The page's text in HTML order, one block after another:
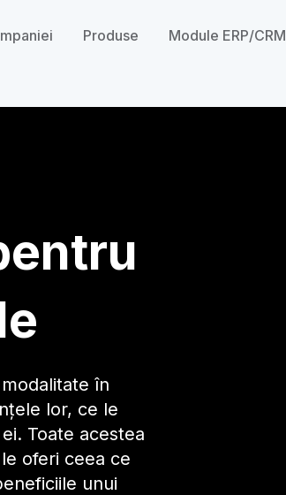
Produse Module ERP/CRM
în
lor, ce le
Toate acestea
oferi ceea ce
unui